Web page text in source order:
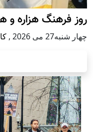
روز فرهنگ هزاره و
چهار شنبه27 می 2026 ,